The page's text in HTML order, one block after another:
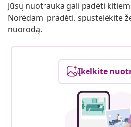
Jūsų nuotrauka gali padėti
Norėdami pradėti, spustelėkite
nuorodą.
Įkelkite